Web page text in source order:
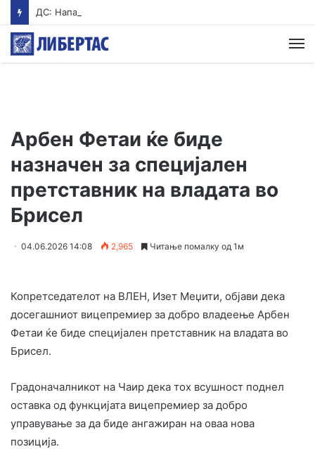
Арбен Фетаи ќе биде
назначен за специјален
претставник на владата во
Брисел
04.06.2026 14:08 2,965 Читање помалку од 1м
Копретседателот на ВЛЕН, Изет Меџити, објави дека
досегашниот вицепремиер за добро владеење Арбен
Фетаи ќе биде специјален претставник на владата во
Брисел.
Градоначалникот на Чаир дека тох всушност поднел
оставка од функцијата вицепремиер за добро
управување за да биде ангажиран на оваа нова
позиција.